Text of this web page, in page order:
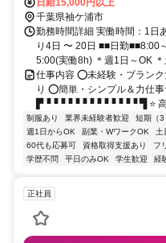
千葉県袖ケ浦市
勤務時間詳細 実働時間：1日
り4日 〜 20日 ■■日勤■■8:00
5:00(実働8h) ＊週1日～OK ＊
仕事内容 ⭕未経験・ブラン
り ⭕簡単・シンプル＆力仕
▛▝▝▝▝▝▝▝▝▝▝▝▝▝ ▜ ⭐ 高
制服あり 業界未経験者歓迎 短期（3
週1日からOK
副業・WワークOK 土
60代も応募可
資格取得支援あり フ
学歴不問
平日のみOK 学生歓迎 経
正社員